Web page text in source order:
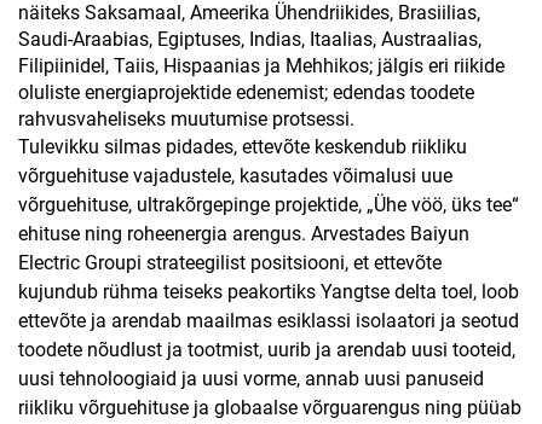
näiteks Saksamaal, Ameerika Ühendriikides, Brasiilias,
Saudi-Araabias, Egiptuses, Indias, Itaalias, Austraalias,
Filipiinidel, Taiis, Hispaanias ja Mehhikos; jälgis eri riikide
oluliste energiaprojektide edenemist; edendas toodete
rahvusvaheliseks muutumise protsessi.
Tulevikku silmas pidades, ettevõte keskendub riikliku
võrguehituse vajadustele, kasutades võimalusi uue
võrguehituse, ultrakõrgepinge projektide, „Ühe vöö, üks tee“
ehituse ning roheenergia arengus. Arvestades Baiyun
Electric Groupi strateegilist positsiooni, et ettevõte
kujundub rühma teiseks peakortiks Yangtse delta toel, loob
ettevõte ja arendab maailmas esiklassi isolaatori ja seotud
toodete nõudlust ja tootmist, uurib ja arendab uusi tooteid,
uusi tehnoloogiaid ja uusi vorme, annab uusi panuseid
riikliku võrguehituse ja globaalse võrguarengus ning püüab